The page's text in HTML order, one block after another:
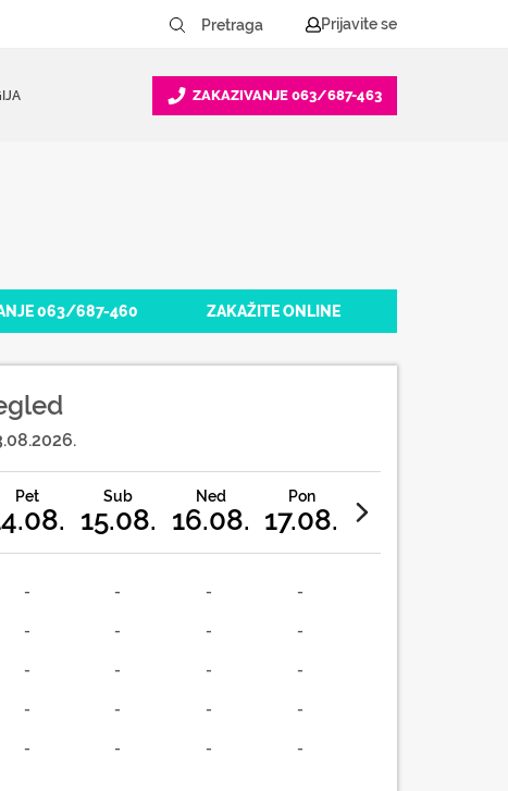
Prijavite se
ZAKAZIVANJE 063/687-463
063/687-460 ZAKAŽITE ONLINE
Pet Sub
15.08.
Ned
16.08.
Pon
17.08.
-
-
-
-
-
-
-
-
-
-
-
-
-
-
-
-
-
-
-
-